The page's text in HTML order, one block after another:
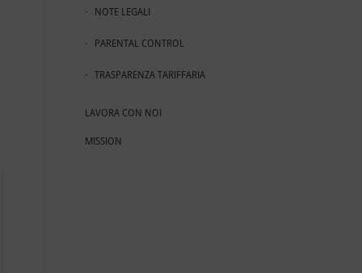
NOTE LEGALI
PARENTAL CONTROL
TRASPARENZA TARIFFARIA
LAVORA CON NOI
MISSION